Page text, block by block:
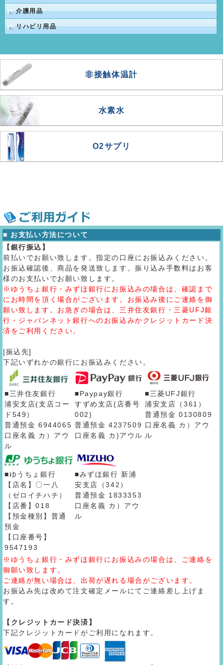
介護用品
リハビリ用品
非接触体温計
水素水
O2サプリ
■ お支払い方法について
【銀行振込】
前払いでお願い致します。指定の口座にお振込みください。
お振込確認後、商品を発送致します。振り込み手数料はお客
様のお支払いでお願い致します。
※ゆうちょ銀行・みずほ銀行にお振込みの場合は、確認まで
にお時間を頂く場合がございます。お振込み後にご連絡を御
願い致します。お急ぎの場合は、三井住友銀行・三菱UFJ銀
行・ジャパンネット銀行へのお振込みかクレジットカード決
済をご利用ください。
[振込先]
下記いずれかの銀行にお振込みください。
■三井住友銀行
浦安支店(支店コー
ド549）
普通預金 6944065
口座名義 カ）アウ
ル
■Paypay銀行
すずめ支店(店番号
002)
普通預金 4237509
口座名義 カ)アウル
■三菱UFJ銀行
浦安支店（361）
普通預金 0130809
口座名義 カ）アウ
ル
■ゆうちょ銀行
【店名】〇一八
（ゼロイチハチ）
【店番】018
【預金種別】普通
預金
【口座番号】
9547193
■みずほ銀行 新浦
安支店（342）
普通預金 1833353
口座名義 カ）アウ
ル
※ゆうちょ銀行・みずほ銀行にお振込みの場合は、ご連絡を
御願い致します。
ご連絡が無い場合は、出荷が遅れる場合がございます。
お振込み先は改めて注文確定メールにてご連絡差し上げま
す。
【クレジットカード決済】
下記クレジットカードがご利用になれます。